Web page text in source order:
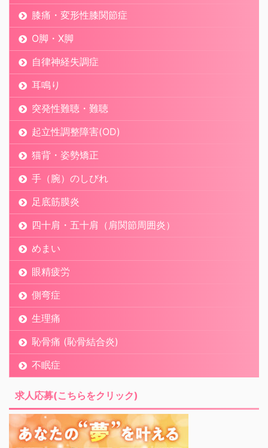
膝痛・変形性膝関節症
O脚・X脚
自律神経失調症
耳鳴り
突発性難聴・難聴
起立性調整障害(OD)
猫背・姿勢矯正
手（腕）のしびれ
足底筋膜炎
四十肩・五十肩（肩関節周囲炎）
めまい
眼精疲労
側弯症
生理痛
恥骨痛 (恥骨結合炎)
不眠症
求人応募(こちらをクリック)